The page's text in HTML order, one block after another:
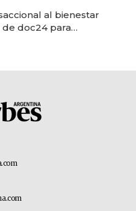
al bienestar
doc24 para